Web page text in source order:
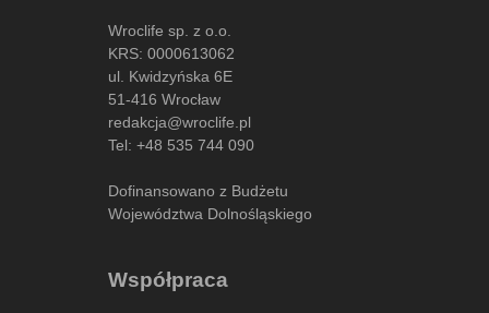
Wroclife sp. z o.o.
KRS: 0000613062
ul. Kwidzyńska 6E
51-416 Wrocław
redakcja@wroclife.pl
Tel: +48 535 744 090
Dofinansowano z Budżetu
Województwa Dolnośląskiego
Współpraca